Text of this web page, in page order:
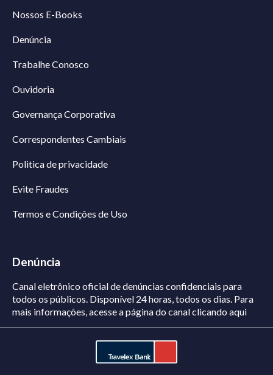
Nossos E-Books
Denúncia
Trabalhe Conosco
Ouvidoria
Governança Corporativa
Correspondentes Cambiais
Politica de privacidade
Evite Fraudes
Termos e Condições de Uso
Denúncia
Canal eletrônico oficial de denúncias confidenciais para
todos os públicos. Disponível 24 horas, todos os dias. Para
mais informações, acesse a página do canalclicando aqui